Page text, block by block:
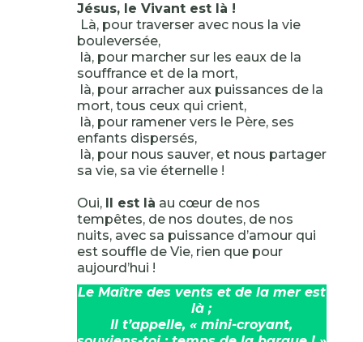
Jésus, le Vivant est là !
Là, pour traverser avec nous la vie
bouleversée,
là, pour marcher sur les eaux de la
souffrance et de la mort,
là, pour arracher aux puissances de la
mort, tous ceux qui crient,
là, pour ramener vers le Père, ses
enfants dispersés,
là, pour nous sauver, et nous partager
sa vie, sa vie éternelle !
Oui, Il est là au cœur de nos
tempêtes, de nos doutes, de nos
nuits, avec sa puissance d’amour qui
est souffle de Vie, rien que pour
aujourd’hui !
Le Maître des vents et de la mer est
là ;
Il t’appelle, « mini-croyant,